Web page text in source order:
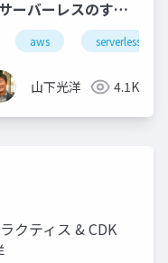
ーバーレスのすす
aws serverless
山下光洋 4.1K
クティス & CDK